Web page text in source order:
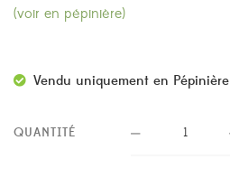
(voir en pépinière)
Vendu uniquement en Pépinière
QUANTITÉ